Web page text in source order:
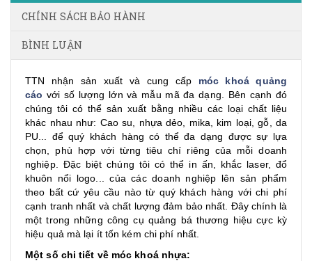
CHÍNH SÁCH BẢO HÀNH
BÌNH LUẬN
TTN nhận sản xuất và cung cấp móc khoá quảng
cáo với số lượng lớn và mẫu mã đa dạng. Bên cạnh đó
chúng tôi có thể sản xuất bằng nhiều các loại chất liệu
khác nhau như: Cao su, nhựa dẻo, mika, kim loại, gỗ, da
PU... để quý khách hàng có thể đa dạng được sự lựa
chọn, phù hợp với từng tiêu chí riêng của mỗi doanh
nghiệp. Đặc biệt chúng tôi có thể in ấn, khắc laser, đổ
khuôn nổi logo... của các doanh nghiệp lên sản phẩm
theo bất cứ yêu cầu nào từ quý khách hàng với chi phí
cạnh tranh nhất và chất lượng đảm bảo nhất. Đây chính là
một trong những công cụ quảng bá thương hiệu cực kỳ
hiệu quả mà lại ít tốn kém chi phí nhất.
Một số chi tiết về móc khoá nhựa: